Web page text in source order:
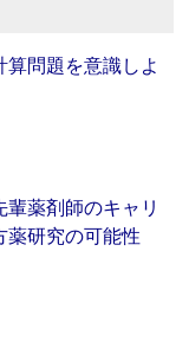
算問題を意識しよ
輩薬剤師のキャリ
薬研究の可能性